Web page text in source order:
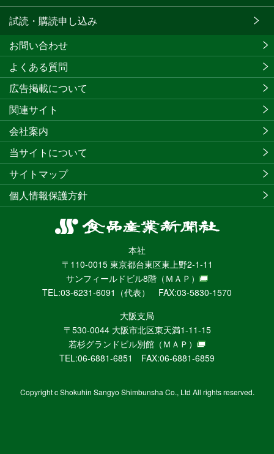
試読・購読申し込み
食
産
業
新
聞
社
ニ
ュ
ー
WEB
本社
〒110-0015 東京都台東区東上野2-1-11
サンフィールドビル8階 （ＭＡＰ）
TEL:03-6231-6091（代表） FAX:03-5830-1570
大阪支局
〒530-0044 大阪市北区東天満1-11-15
若杉グランドビル別館 （ＭＡＰ）
TEL:06-6881-6851 FAX:06-6881-6859
お問い合わせ
よくある質問
広告掲載について
関連サイト
会社案内
当サイトについて
サイトマップ
個人情報保護方針
Copyright c Shokuhin Sangyo Shimbunsha Co., Ltd All rights reserved.